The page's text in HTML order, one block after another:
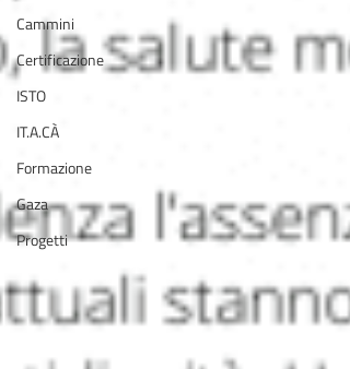
Cammini
Certificazione
ISTO
IT.A.CÀ
Formazione
Gaza
Progetti